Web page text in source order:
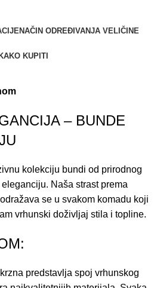
NAČIN ODREĐIVANJA VELIČINE
KAKO KUPITI
– BUNDE
kolekciju bundi od prirodnog
Naša strast prema
se u svakom komadu koji
vrhunski doživljaj stila i topline.
predstavlja spoj vrhunskog